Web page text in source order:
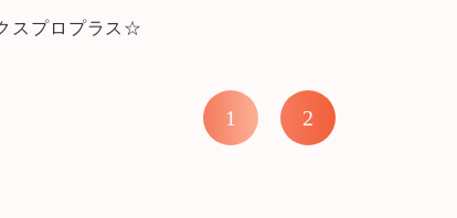
スプロプラス☆
1 2